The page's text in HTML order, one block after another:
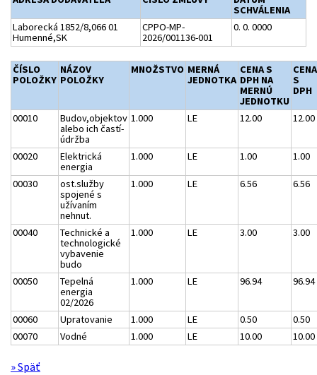
SCHVÁLENIA
Laborecká 1852/8,066 01
Humenné,SK
CPPO-MP-
2026/001136-001
0. 0. 0000
ČÍSLO
POLOŽKY
NÁZOV
POLOŽKY
MNOŽSTVO MERNÁ
JEDNOTKA
CENA S
DPH NA
MERNÚ
JEDNOTKU
CENA
S
DPH
00010
Budov,objektov
alebo ich častí-
údržba
1.000 LE 12.00 12.00
00020
Elektrická
energia
1.000 LE 1.00 1.00
00030
ost.služby
spojené s
užívaním
nehnut.
1.000 LE 6.56 6.56
00040
Technické a
technologické
vybavenie
budo
1.000 LE 3.00 3.00
00050
Tepelná
energia
02/2026
1.000 LE 96.94 96.94
00060 Upratovanie 1.000 LE 0.50
0.50
00070
Vodné 1.000 LE 10.00 10.00
» Späť